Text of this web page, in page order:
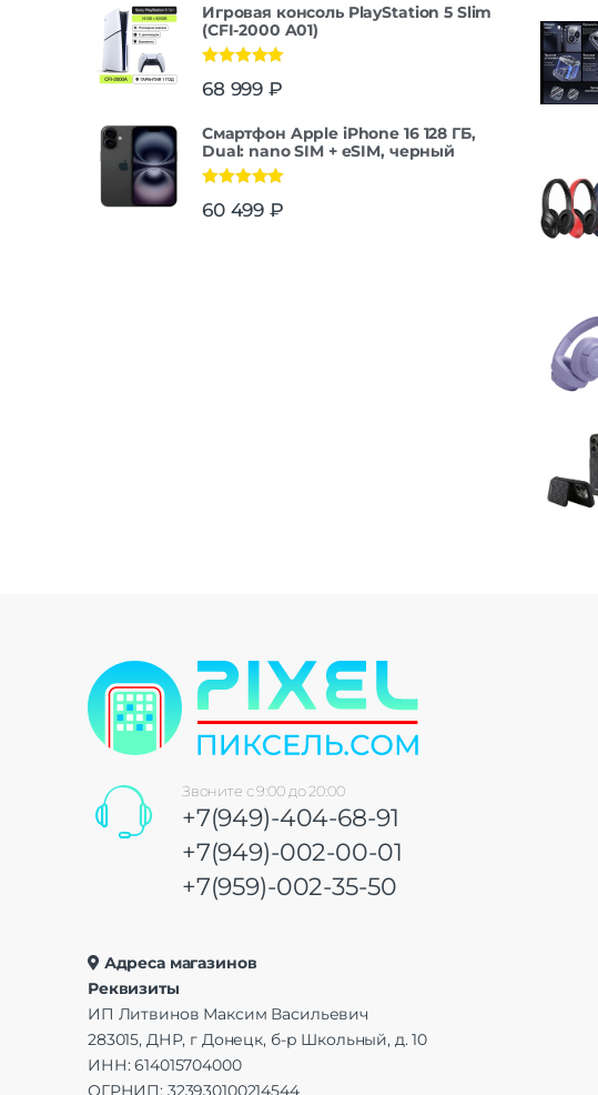
Игровая консоль PlayStation 5 Slim
(CFI-2000 A01)
из 5
68 999 ₽
Смартфон Apple iPhone 16 128 ГБ,
Dual: nano SIM + eSIM, черный
из 5
60 499 ₽
Звоните с 9:00 до 20:00
+7(949)-404-68-91
+7(949)-002-00-01
+7(959)-002-35-50
Адреса магазинов
Реквизиты
ИП Литвинов Максим Васильевич
283015, ДНР, г Донецк, б-р Школьный, д. 10
ИНН: 614015704000
ОГРНИП: 323930100214544